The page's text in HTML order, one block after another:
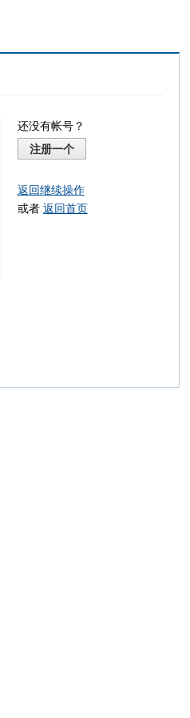
还没有帐号？
注册一个
返回继续操作
或者 返回首页